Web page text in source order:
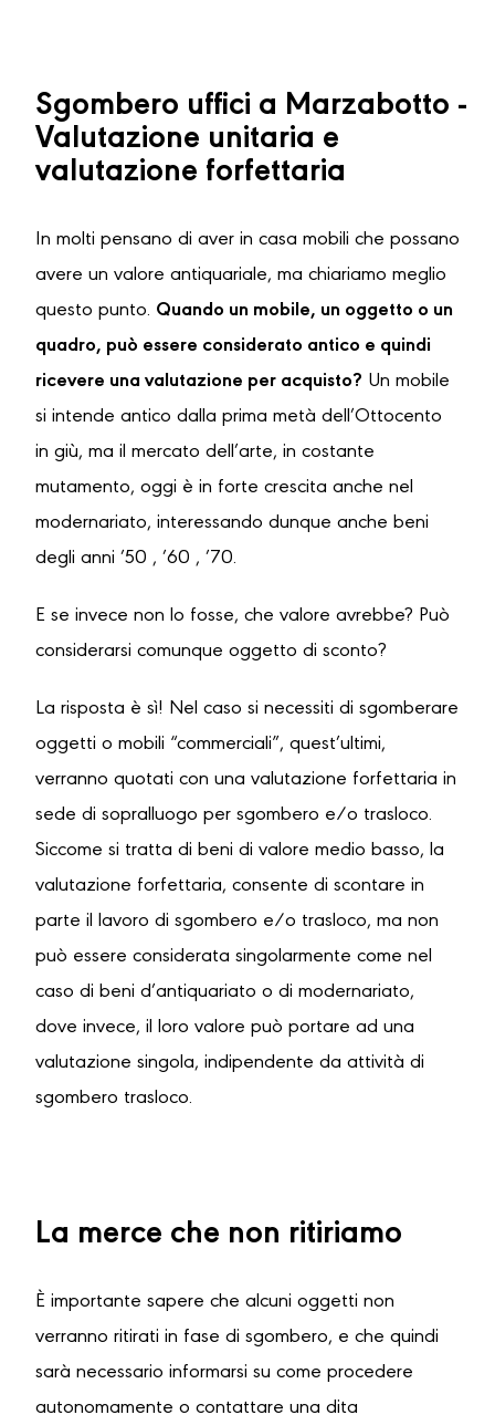
Sgombero uffici a Marzabotto -
Valutazione unitaria e
valutazione forfettaria
In molti pensano di aver in casa mobili che possano
avere un valore antiquariale, ma chiariamo meglio
questo punto. Quando un mobile, un oggetto o un
quadro, può essere considerato antico e quindi
ricevere una valutazione per acquisto? Un mobile
si intende antico dalla prima metà dell’Ottocento
in giù, ma il mercato dell’arte, in costante
mutamento, oggi è in forte crescita anche nel
modernariato, interessando dunque anche beni
degli anni ’50 , ’60 , ’70.
E se invece non lo fosse, che valore avrebbe? Può
considerarsi comunque oggetto di sconto?
La risposta è sì! Nel caso si necessiti di sgomberare
oggetti o mobili “commerciali”, quest’ultimi,
verranno quotati con una valutazione forfettaria in
sede di sopralluogo per sgombero e/o trasloco.
Siccome si tratta di beni di valore medio basso, la
valutazione forfettaria, consente di scontare in
parte il lavoro di sgombero e/o trasloco, ma non
può essere considerata singolarmente come nel
caso di beni d’antiquariato o di modernariato,
dove invece, il loro valore può portare ad una
valutazione singola, indipendente da attività di
sgombero trasloco.
La merce che non ritiriamo
È importante sapere che alcuni oggetti non
verranno ritirati in fase di sgombero, e che quindi
sarà necessario informarsi su come procedere
autonomamente o contattare una dita